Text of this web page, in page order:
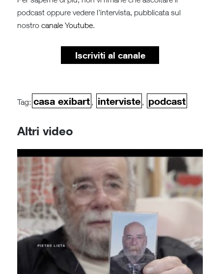
podcast oppure vedere l’intervista, pubblicata sul
nostro canale Youtube.
Iscriviti al canale
Tag: casa exibart , interviste , podcast
Altri video